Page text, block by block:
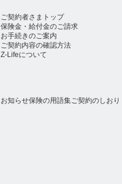
ご契約者さまトップ
保険金・給付金のご請求
お手続きのご案内
ご契約内容の確認方法
Z-Lifeについて
お知らせ保険の用語集ご契約のしおり